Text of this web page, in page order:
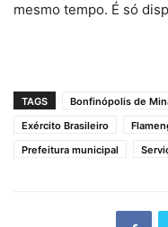
mesmo tempo. É só
TAGS Bonfinópolis de
Exército Brasileiro
Prefeitura municipal